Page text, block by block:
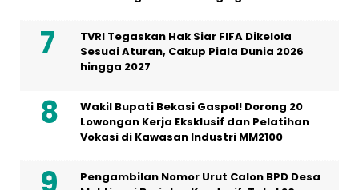
TVRI Tegaskan Hak Siar FIFA Dikelola
Sesuai Aturan, Cakup Piala Dunia 2026
hingga 2027
Wakil Bupati Bekasi Gaspol! Dorong 20
Lowongan Kerja Eksklusif dan Pelatihan
Vokasi di Kawasan Industri MM2100
Pengambilan Nomor Urut Calon BPD Desa